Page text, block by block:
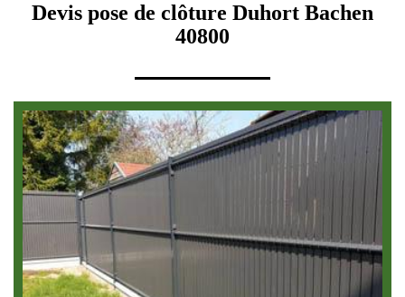
Devis pose de clôture Duhort Bachen
40800